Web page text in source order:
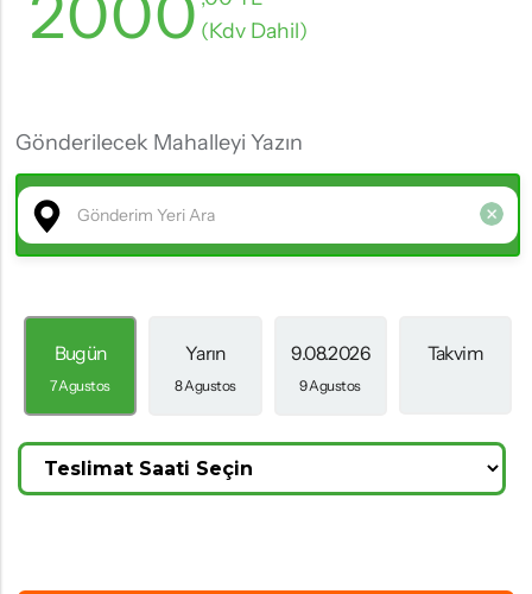
(Kdv Dahil)
Gönderilecek Mahalleyi Yazın
Bugün
7 Agustos
Yarın
8 Agustos
9.08.2026
9 Agustos
Takvim